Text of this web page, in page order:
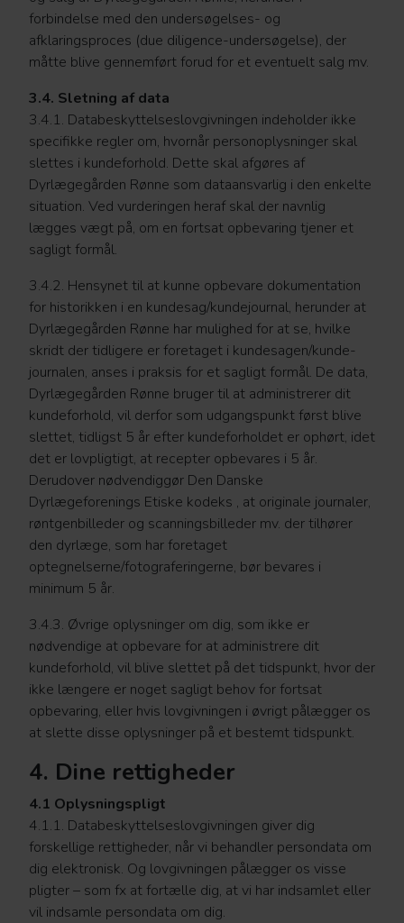
forbindelse med den undersøgelses- og
afklaringsproces (due diligence-undersøgelse), der
måtte blive gennemført forud for et eventuelt salg mv.
3.4. Sletning af data
3.4.1. Databeskyttelseslovgivningen indeholder ikke
specifikke regler om, hvornår personoplysninger skal
slettes i kundeforhold. Dette skal afgøres af
Dyrlægegården Rønne som dataansvarlig i den enkelte
situation. Ved vurderingen heraf skal der navnlig
lægges vægt på, om en fortsat opbevaring tjener et
sagligt formål.
3.4.2. Hensynet til at kunne opbevare dokumentation
for historikken i en kundesag/kundejournal, herunder at
Dyrlægegården Rønne har mulighed for at se, hvilke
skridt der tidligere er foretaget i kundesagen/kunde-
journalen, anses i praksis for et sagligt formål. De data,
Dyrlægegården Rønne bruger til at administrerer dit
kundeforhold, vil derfor som udgangspunkt først blive
slettet, tidligst 5 år efter kundeforholdet er ophørt, idet
det er lovpligtigt, at recepter opbevares i 5 år.
Derudover nødvendiggør Den Danske
Dyrlægeforenings Etiske kodeks , at originale journaler,
røntgenbilleder og scanningsbilleder mv. der tilhører
den dyrlæge, som har foretaget
optegnelserne/fotograferingerne, bør bevares i
minimum 5 år.
3.4.3. Øvrige oplysninger om dig, som ikke er
nødvendige at opbevare for at administrere dit
kundeforhold, vil blive slettet på det tidspunkt, hvor der
ikke længere er noget sagligt behov for fortsat
opbevaring, eller hvis lovgivningen i øvrigt pålægger os
at slette disse oplysninger på et bestemt tidspunkt.
4. Dine rettigheder
4.1 Oplysningspligt
4.1.1. Databeskyttelseslovgivningen giver dig
forskellige rettigheder, når vi behandler persondata om
dig elektronisk. Og lovgivningen pålægger os visse
pligter – som fx at fortælle dig, at vi har indsamlet eller
vil indsamle persondata om dig.